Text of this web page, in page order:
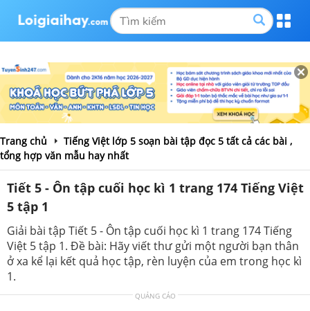
Trang chủ
Tiếng Việt lớp 5 soạn bài tập đọc 5 tất cả các bài ,
tổng hợp văn mẫu hay nhất
Tiết 5 - Ôn tập cuối học kì 1 trang 174 Tiếng Việt
5 tập 1
Giải bài tập Tiết 5 - Ôn tập cuối học kì 1 trang 174 Tiếng
Việt 5 tập 1. Đề bài: Hãy viết thư gửi một người bạn thân
ở xa kể lại kết quả học tập, rèn luyện của em trong học kì
1.
QUẢNG CÁO